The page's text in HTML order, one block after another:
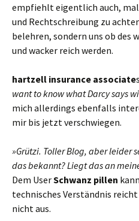
empfiehlt eigentlich auch,
und Rechtschreibung zu
belehren, sondern uns ob des
und wacker reich werden.
hartzell insurance associate
want to know what Darcy says
mich allerdings ebenfalls
mir bis jetzt verschwiegen.
»Grützi. Toller Blog, aber leider
das bekannt? Liegt das an
Dem UserSchwanz pillen
technisches Verständnis
nicht aus.